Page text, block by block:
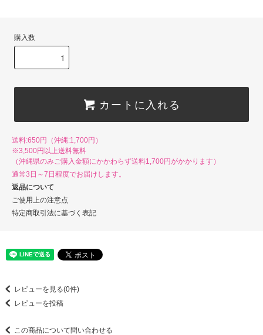
購入数
カートに入れる
送料:650円（沖縄:1,700円）
※3,500円以上送料無料
（沖縄県のみご購入金額にかかわらず送料1,700円がかかります）
通常3日～7日程度でお届けします。
返品について
ご使用上の注意点
特定商取引法に基づく表記
レビューを見る(0件)
レビューを投稿
この商品について問い合わせる